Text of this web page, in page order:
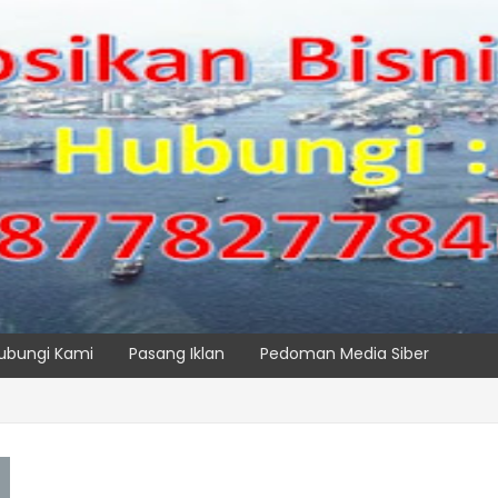
Kami Pasang Iklan Pedoman Media Siber